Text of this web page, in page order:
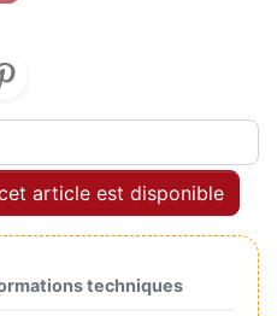
article est disponible
techniques